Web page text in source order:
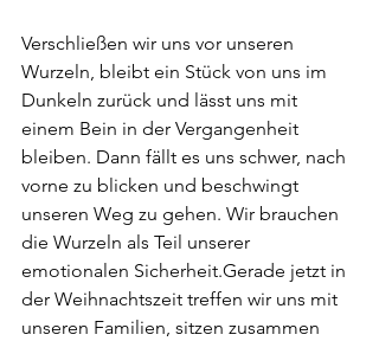
Verschließen wir uns vor unseren
Wurzeln, bleibt ein Stück von uns im
Dunkeln zurück und lässt uns mit
einem Bein in der Vergangenheit
bleiben. Dann fällt es uns schwer, nach
vorne zu blicken und beschwingt
unseren Weg zu gehen. Wir brauchen
die Wurzeln als Teil unserer
emotionalen Sicherheit.Gerade jetzt in
der Weihnachtszeit treffen wir uns mit
unseren Familien, sitzen zusammen